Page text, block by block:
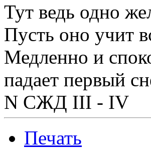
Тут ведь одно
Пусть оно учит
Медленно и
падает первый
N СЖД III - IV
Печать